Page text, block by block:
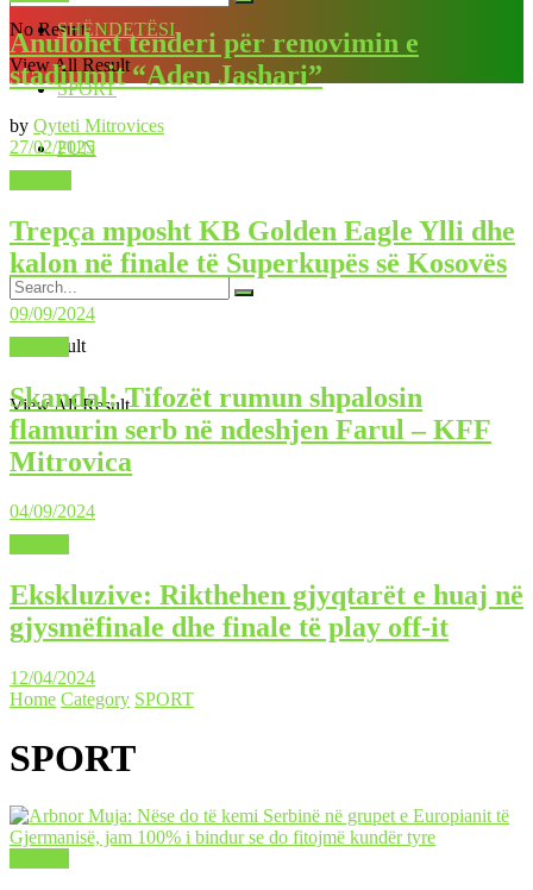
No Result
View All Result
SHËNDETËSI
SPORT
FUN
No Result
View All Result
Anulohet tenderi për renovimin e
stadiumit “Aden Jashari”
by Qyteti Mitrovices
27/02/2025
Trepça mposht KB Golden Eagle Ylli dhe
kalon në finale të Superkupës së Kosovës
09/09/2024
Skandal: Tifozët rumun shpalosin
flamurin serb në ndeshjen Farul – KFF
Mitrovica
04/09/2024
Ekskluzive: Rikthehen gjyqtarët e huaj në
gjysmëfinale dhe finale të play off-it
12/04/2024
Home Category SPORT
SPORT